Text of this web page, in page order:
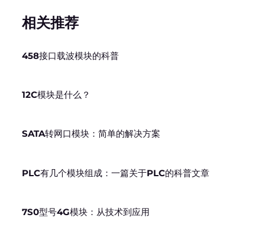
相关推荐
458接口载波模块的科普
12C模块是什么？
SATA转网口模块：简单的解决方案
PLC有几个模块组成：一篇关于PLC的科普文章
7S0型号4G模块：从技术到应用